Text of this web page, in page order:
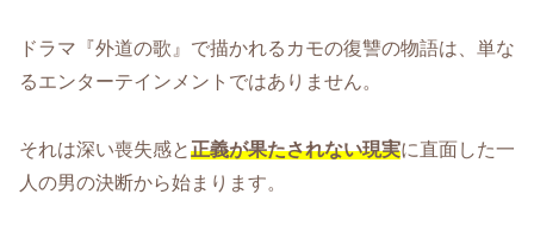
ドラマ『外道の歌』で描かれるカモの復讐の物語は、単な
るエンターテインメントではありません。
それは深い喪失感と正義が果たされない現実に直面した一
人の男の決断から始まります。